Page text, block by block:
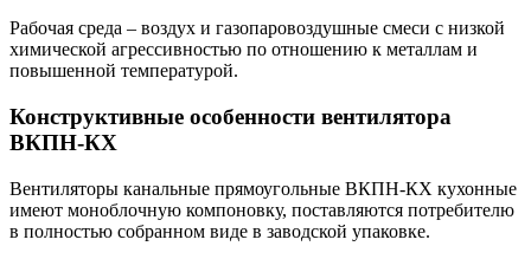
Рабочая среда – воздух и газопаровоздушные смеси с низкой
химической агрессивностью по отношению к металлам и
повышенной температурой.
Конструктивные особенности вентилятора
ВКПН-КХ
Вентиляторы канальные прямоугольные ВКПН-КХ кухонные
имеют моноблочную компоновку, поставляются потребителю
в полностью собранном виде в заводской упаковке.